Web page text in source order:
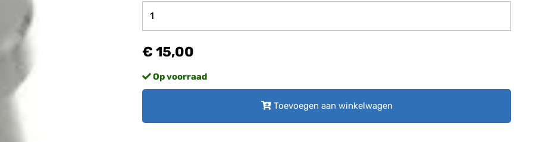
€ 15,00
Op voorraad
Toevoegen aan winkelwagen